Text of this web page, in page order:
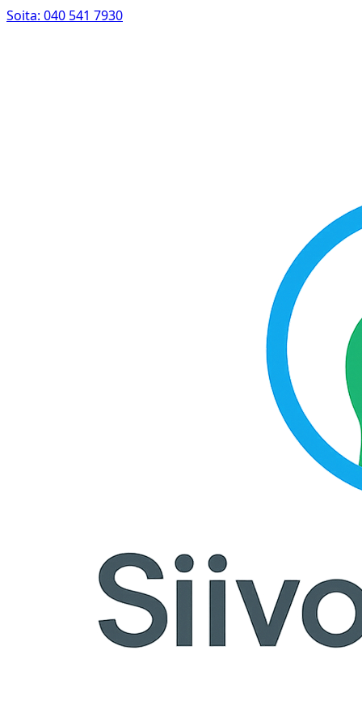
Soita: 040 541 7930